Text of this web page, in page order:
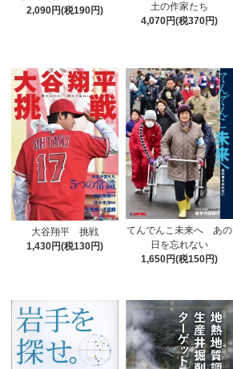
2,090円(税190円)
土の作家たち
4,070円(税370円)
大谷翔平 挑戦
1,430円(税130円)
てんでんこ未来へ あの
日を忘れない
1,650円(税150円)